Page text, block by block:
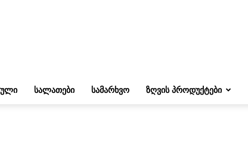
ᲡᲐᲚᲐᲗᲔᲑᲘ ᲡᲐᲛᲐᲠᲮᲕᲝ ᲖᲦᲕᲘᲡ ᲞᲠᲝᲓᲣᲥᲢᲔᲑᲘ